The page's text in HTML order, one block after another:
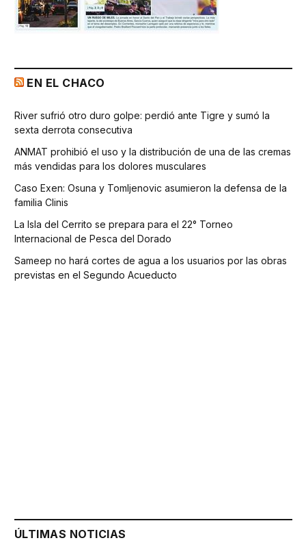
EN EL CHACO
River sufrió otro duro golpe: perdió ante Tigre y sumó la
sexta derrota consecutiva
ANMAT prohibió el uso y la distribución de una de las cremas
más vendidas para los dolores musculares
Caso Exen: Osuna y Tomljenovic asumieron la defensa de la
familia Clinis
La Isla del Cerrito se prepara para el 22° Torneo
Internacional de Pesca del Dorado
Sameep no hará cortes de agua a los usuarios por las obras
previstas en el Segundo Acueducto
ÚLTIMAS NOTICIAS